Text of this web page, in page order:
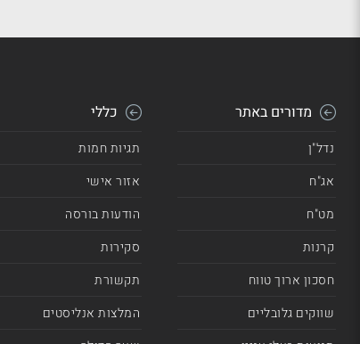
מדורים באתר
נדל"ן
אג"ח
מט"ח
קרנות
חסכון ארוך טווח
שווקים גלובליים
כללי
תגיות חמות
אזור אישי
הודעות בורסה
סקירות
תקשורת
המלצות אנליסטים